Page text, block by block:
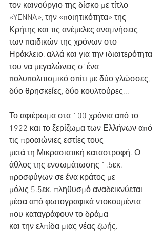
τον καινούργιο της δίσκο με τίτλο
«YENNA», την «ποιητικότητα» της
Κρήτης και τις ανέμελες αναμνήσεις
των παιδικών της χρόνων στο
Ηράκλειο, αλλά και για την ιδιαιτερότητα
του να μεγαλώνεις σ’ ένα
πολυπολιτισμικό σπίτι με δύο γλώσσες,
δύο θρησκείες, δύο κουλτούρες...
Το αφιέρωμα στα 100 χρόνια από το
1922 και το ξερίζωμα των Ελλήνων από
τις προαιώνιες εστίες τους
μετά τη Μικρασιατική καταστροφή. Ο
άθλος της ενσωμάτωσης 1.5εκ.
προσφύγων σε ένα κράτος με
μόλις 5.5εκ. πληθυσμό αναδεικνύεται
μέσα από φωτογραφικά ντοκουμέντα
που καταγράφουν το δράμα
και την ελπίδα μιας νέας ζωής.